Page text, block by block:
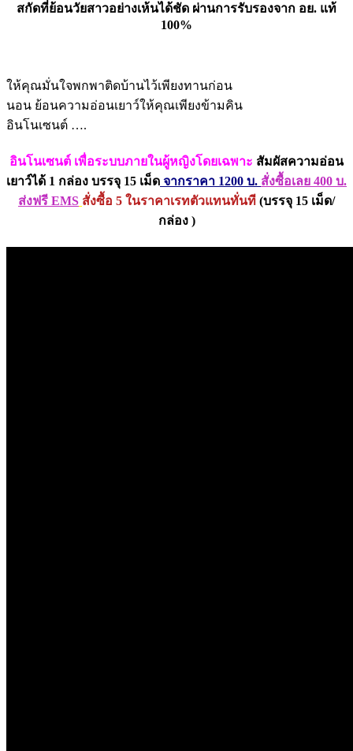
สกัดที่ย้อนวัยสาวอย่างเห้นได้ชัด ผ่านการรับรองจาก อย. แท้
100%
ให้คุณมั่นใจพกพาติดบ้านไว้เพียงทานก่อน
นอน ย้อนความอ่อนเยาว์ให้คุณเพียงข้ามคิน
อินโนเซนต์ ….
อินโนเซนต์ เพื่อระบบภายในผู้หญิงโดยเฉพาะ สัมผัสความอ่อน
เยาว์ได้ 1 กล่อง บรรจุ 15 เม็ด จากราคา 1200 บ. สั่งซื้อเลย 400 บ.
ส่งฟรี EMS สั่งซื้อ 5 ในราคาเรทตัวแทนทั่นที (บรรจุ 15 เม็ด/
กล่อง )